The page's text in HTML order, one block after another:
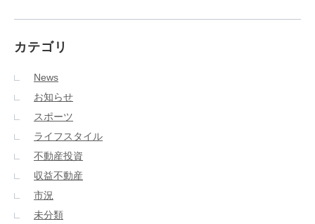
カテゴリ
News
お知らせ
スポーツ
ライフスタイル
不動産投資
収益不動産
市況
未分類